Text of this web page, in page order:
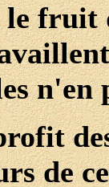
fruit
n'en
de